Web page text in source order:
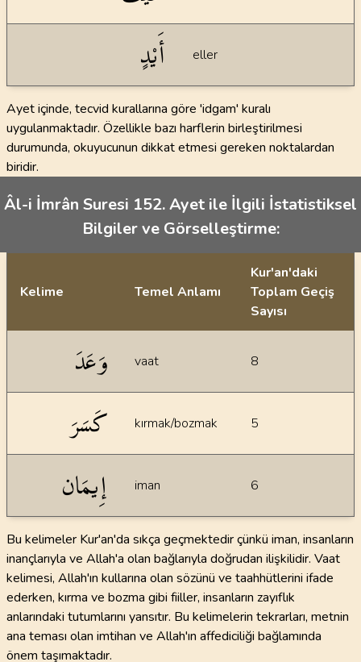
أَيْدٍ eller
Ayet içinde, tecvid kurallarına göre 'idgam' kuralı
uygulanmaktadır. Özellikle bazı harflerin birleştirilmesi
durumunda, okuyucunun dikkat etmesi gereken noktalardan
biridir.
Âl-i İmrân Suresi 152. Ayet ile İlgili İstatistiksel
Bilgiler ve Görselleştirme:
Kelime Temel Anlamı
Kur'an'daki
Toplam Geçiş
Sayısı
وَعَدَ vaat 8
كَسَرَ kırmak/bozmak 5
إِيمَان iman 6
Bu kelimeler Kur'an'da sıkça geçmektedir çünkü iman, insanların
inançlarıyla ve Allah'a olan bağlarıyla doğrudan ilişkilidir. Vaat
kelimesi, Allah'ın kullarına olan sözünü ve taahhütlerini ifade
ederken, kırma ve bozma gibi fiiller, insanların zayıflık
anlarındaki tutumlarını yansıtır. Bu kelimelerin tekrarları, metnin
ana teması olan imtihan ve Allah'ın affediciliği bağlamında
önem taşımaktadır.